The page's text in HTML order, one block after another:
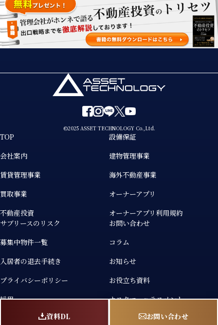
©2025 ASSET TECHNOLOGY Co.,Ltd.
TOP
会社案内
賃貸管理事業
買取事業
不動産投資
設備保証
建物管理事業
海外不動産事業
オーナーアプリ
オーナーアプリ利用規約
サブリースのリスク
募集中物件一覧
入居者の退去手続き
プライバシーポリシー
採用
お問い合わせ
コラム
お知らせ
お役立ち資料
カスタマーハラスメント
資料DL お問い合わせ